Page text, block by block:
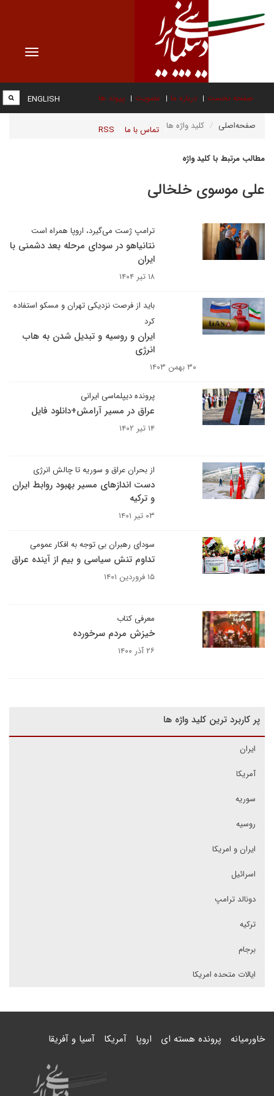
Toggle
صفحه نخست درباره ما عضویت پیوند ها
تماس با ما RSS
ENGLISH
صفحه‌اصلی کلید واژه ها
مطالب مرتبط با کلید واژه
علی موسوی خلخالی
ترامپ ژست می‌گیرد، اروپا همراه است
نتانیاهو در سودای مرحله بعد دشمنی با
ایران
۱۸ تیر ۱۴۰۴
باید از فرصت نزدیکی تهران و مسکو استفاده
کرد
ایران و روسیه و تبدیل شدن به هاب
انرژی
۳۰ بهمن ۱۴۰۳
پرونده دیپلماسی ایرانی
عراق در مسیر آرامش+دانلود فایل
۱۴ تیر ۱۴۰۲
از بحران عراق و سوریه تا چالش انرژی
دست اندازهای مسیر بهبود روابط ایران
و ترکیه
۰۳ تیر ۱۴۰۱
سودای رهبران بی توجه به افکار عمومی
تداوم تنش سیاسی و بیم از آینده عراق
۱۵ فروردین ۱۴۰۱
معرفی کتاب
خیزش مردم سرخورده
۲۶ آذر ۱۴۰۰
پر کاربرد ترین کلید واژه ها
ایران
آمریکا
سوریه
روسیه
ایران و امریکا
اسرائیل
دونالد ترامپ
ترکیه
برجام
ایالات متحده امریکا
خاورمیانه پرونده هسته ای اروپا آمریکا آسیا و آفریقا